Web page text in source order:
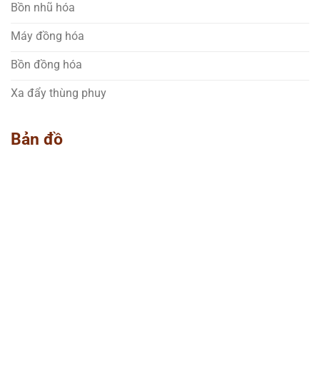
Bồn nhũ hóa
Máy đồng hóa
Bồn đồng hóa
Xa đẩy thùng phuy
Bản đồ